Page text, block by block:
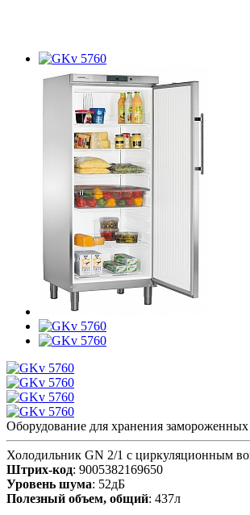
Оборудование для хранения
Холодильник GN 2/1 с циркуляционным
Штрих-код: 9005382169650
Уровень шума: 52дБ
Полезный объем, общий: 437л